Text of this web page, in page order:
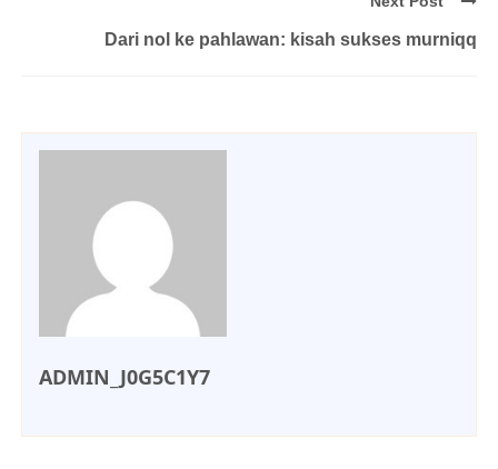
Dari nol ke pahlawan: kisah sukses murniqq
ADMIN_J0G5C1Y7